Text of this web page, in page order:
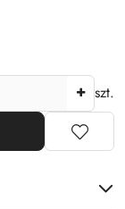
szt.